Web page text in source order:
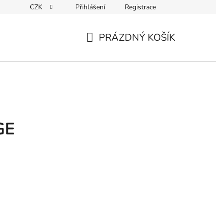
CZK Přihlášení Registrace
PRÁZDNÝ KOŠÍK